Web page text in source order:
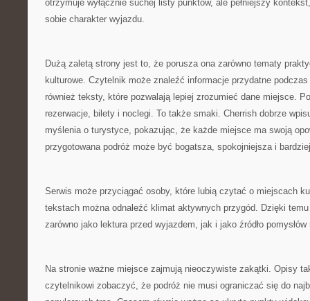
otrzymuje wyłącznie suchej listy punktów, ale pełniejszy
sobie charakter wyjazdu.
Dużą zaletą strony jest to, że porusza ona zarówno tematy
kulturowe. Czytelnik może znaleźć informacje przydatne
również teksty, które pozwalają lepiej zrozumieć dane miejsce.
rezerwacje, bilety i noclegi. To także smaki. Cherrish dobrze
myślenia o turystyce, pokazując, że każde miejsce ma swoją
przygotowana podróż może być bogatsza, spokojniejsza i
Serwis może przyciągać osoby, które lubią czytać o miejscach
tekstach można odnaleźć klimat aktywnych przygód. Dzięki
zarówno jako lektura przed wyjazdem, jak i jako źródło pomysłów
Na stronie ważne miejsce zajmują nieoczywiste zakątki. Opisy
czytelnikowi zobaczyć, że podróż nie musi ograniczać się do